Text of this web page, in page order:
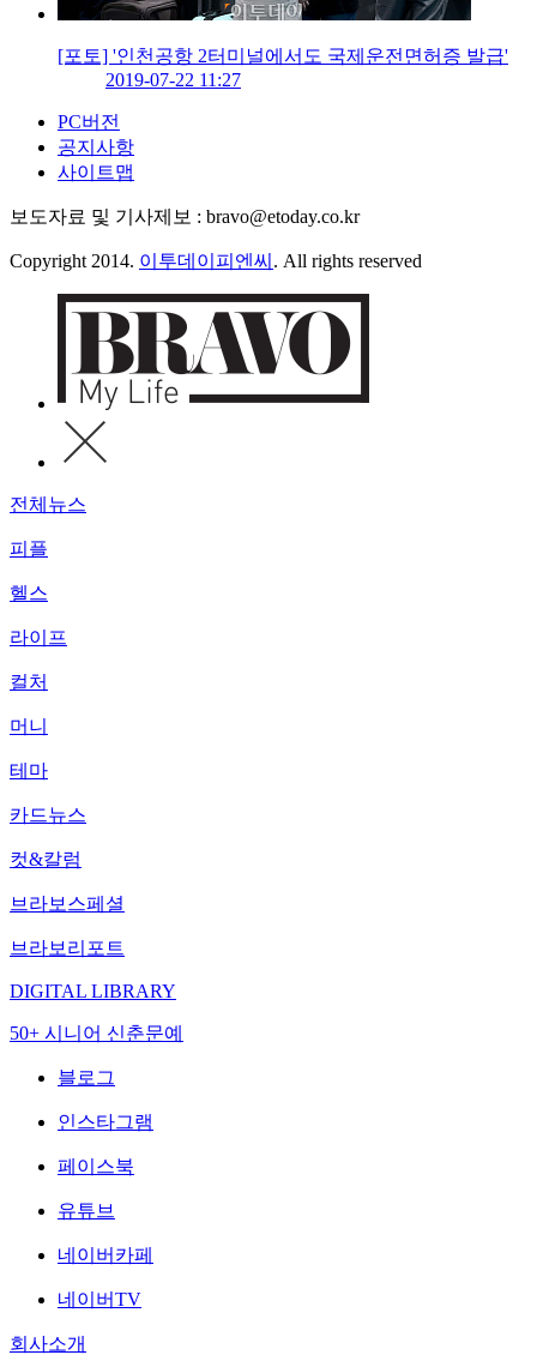
[포토] '인천공항 2터미널에서도 국제운전면허증 발급'
2019-07-22 11:27
PC버전
공지사항
사이트맵
보도자료 및 기사제보 : bravo@etoday.co.kr
Copyright 2014. 이투데이피엔씨 . All rights reserved
전체뉴스
피플
헬스
라이프
컬처
머니
테마
카드뉴스
컷&칼럼
브라보스페셜
브라보리포트
DIGITAL LIBRARY
50+ 시니어 신춘문예
블로그
인스타그램
페이스북
유튜브
네이버카페
네이버TV
회사소개